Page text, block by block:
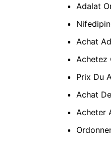
Adalat
Achat
Achetez
Prix Du
Achat
Acheter